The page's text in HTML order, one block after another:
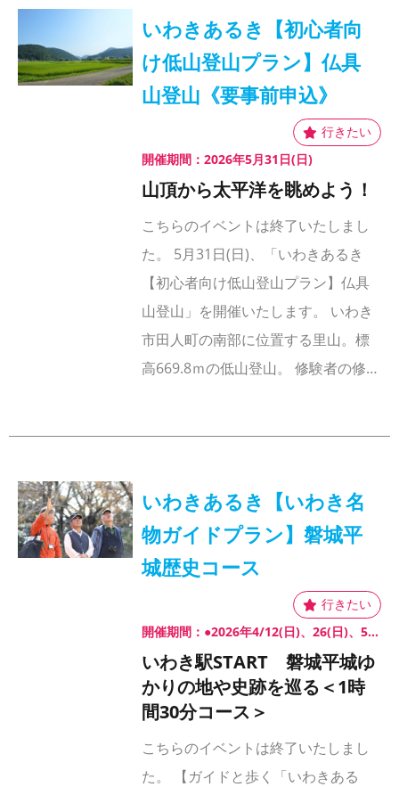
いわきあるき【初心者向
け低山登山プラン】仏具
山登山《要事前申込》
開催期間：2026年5月31日(日)
山頂から太平洋を眺めよう！
こちらのイベントは終了いたしまし
た。 5月31日(日)、「いわきあるき
【初心者向け低山登山プラン】仏具
山登山」を開催いたします。 いわき
市田人町の南部に位置する里山。標
高669.8ｍの低山登山。 修験者の修…
いわきあるき【いわき名
物ガイドプラン】磐城平
城歴史コース
開催期間：●2026年4/12(日)、26(日)、5/10(日)、24(日)、6/7(日)
いわき駅START 磐城平城ゆ
かりの地や史跡を巡る＜1時
間30分コース＞
こちらのイベントは終了いたしまし
た。 【ガイドと歩く「いわきある